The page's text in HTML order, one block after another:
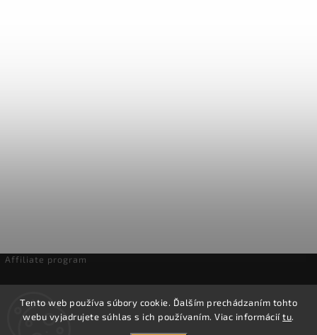
Tento web používa súbory cookie. Ďalším prechádzaním tohto
webu vyjadrujete súhlas s ich používaním. Viac informáciítu.
Affiliate program
Odstúpenie od zmluvy
Domáca pivotéka. Všetky práva vyhradené.